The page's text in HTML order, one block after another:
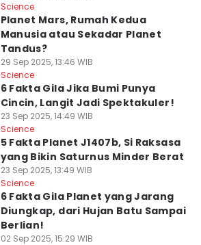
Science
Planet Mars, Rumah Kedua
Manusia atau Sekadar Planet
Tandus?
29 Sep 2025, 13:46 WIB
Science
6 Fakta Gila Jika Bumi Punya
Cincin, Langit Jadi Spektakuler!
23 Sep 2025, 14:49 WIB
Science
5 Fakta Planet J1407b, Si Raksasa
yang Bikin Saturnus Minder Berat
23 Sep 2025, 13:49 WIB
Science
6 Fakta Gila Planet yang Jarang
Diungkap, dari Hujan Batu Sampai
Berlian!
02 Sep 2025, 15:29 WIB